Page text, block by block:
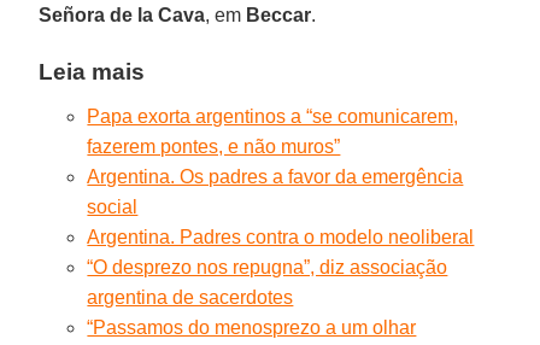
Señora de la Cava, em Beccar.
Leia mais
Papa exorta argentinos a “se comunicarem,
fazerem pontes, e não muros”
Argentina. Os padres a favor da emergência
social
Argentina. Padres contra o modelo neoliberal
“O desprezo nos repugna”, diz associação
argentina de sacerdotes
“Passamos do menosprezo a um olhar